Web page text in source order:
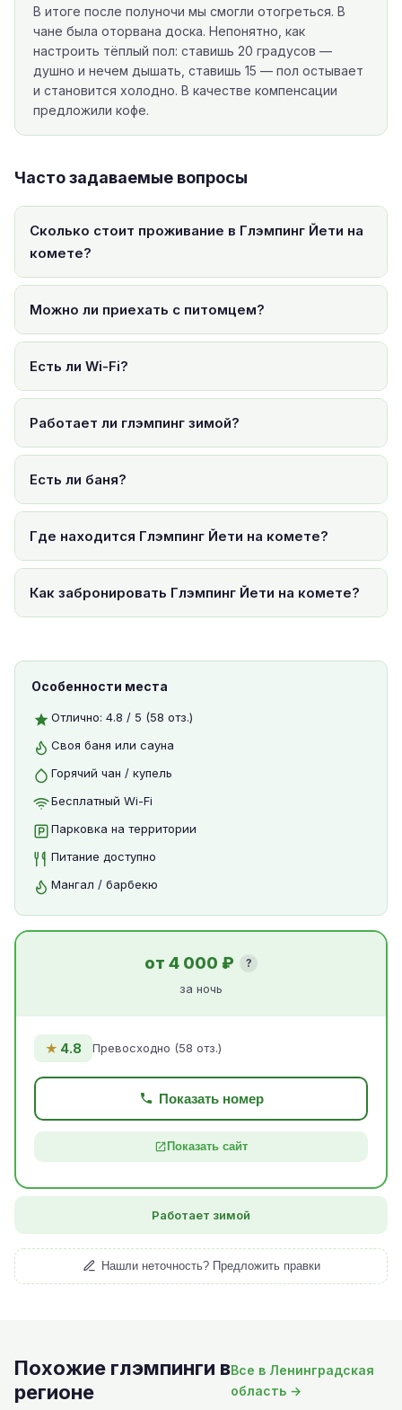
В итоге после полуночи мы смогли отогреться. В
чане была оторвана доска. Непонятно, как
настроить тёплый пол: ставишь 20 градусов —
душно и нечем дышать, ставишь 15 — пол остывает
и становится холодно. В качестве компенсации
предложили кофе.
Часто задаваемые вопросы
Сколько стоит проживание в Глэмпинг Йети на
комете?
Можно ли приехать с питомцем?
Есть ли Wi-Fi?
Работает ли глэмпинг зимой?
Есть ли баня?
Где находится Глэмпинг Йети на комете?
Как забронировать Глэмпинг Йети на комете?
Особенности места
Отлично: 4.8 / 5 (58 отз.)
Своя баня или сауна
Горячий чан / купель
Бесплатный Wi-Fi
Парковка на территории
Питание доступно
Мангал / барбекю
от 4 000 ₽
?
за ночь
★ 4.8 Превосходно (58 отз.)
Показать номер
Показать сайт
Работает зимой
Нашли неточность? Предложить правки
Похожие глэмпинги в
регионе
Все в Ленинградская
область →